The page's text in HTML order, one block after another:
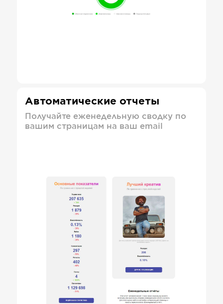
Автоматические отчеты
Получайте еженедельную сводку по
вашим страницам на ваш email